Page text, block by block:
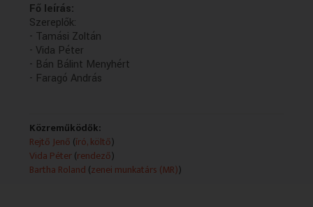
Fő leírás:
Szereplők:
- Tamási Zoltán
- Vida Péter
- Bán Bálint Menyhért
- Faragó András
Közreműködők:
Rejtő Jenő (író, költő)
Vida Péter(rendező)
Bartha Roland (zenei munkatárs (MR))